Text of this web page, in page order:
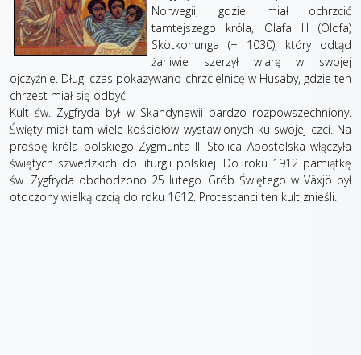
Norwegii, gdzie miał ochrzcić
tamtejszego króla, Olafa III (Olofa)
Skötkonunga (+ 1030), który odtąd
żarliwie szerzył wiarę w swojej
ojczyźnie. Długi czas pokazywano chrzcielnicę w Husaby, gdzie ten
chrzest miał się odbyć.
Kult św. Zygfryda był w Skandynawii bardzo rozpowszechniony.
Święty miał tam wiele kościołów wystawionych ku swojej czci. Na
prośbę króla polskiego Zygmunta III Stolica Apostolska włączyła
świętych szwedzkich do liturgii polskiej. Do roku 1912 pamiątkę
św. Zygfryda obchodzono 25 lutego. Grób Świętego w Växjö był
otoczony wielką czcią do roku 1612. Protestanci ten kult znieśli.